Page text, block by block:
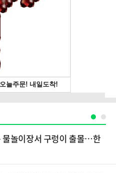
놀이장서 구렁이 출몰…한